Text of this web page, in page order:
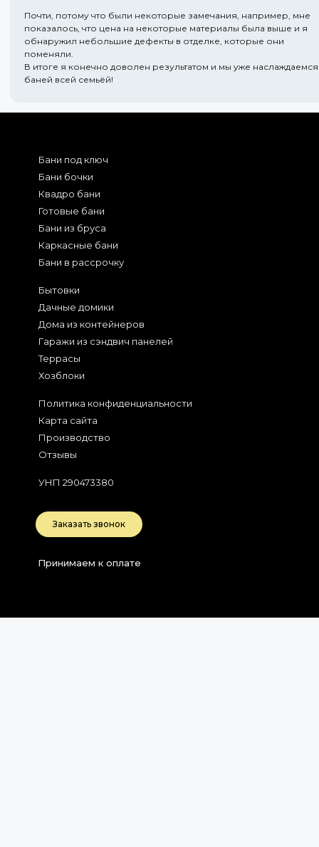
Почти, потому что были некоторые замечания, например, мне
показалось, что цена на некоторые материалы была выше и я
обнаружил небольшие дефекты в отделке, которые они
поменяли.
В итоге я конечно доволен результатом и мы уже наслаждаемся
баней всей семьёй!
Бани под ключ
Бани бочки
Квадро бани
Готовые бани
Бани из бруса
Каркасные бани
Бани в рассрочку
Бытовки
Дачные домики
Дома из контейнеров
Гаражи из сэндвич панелей
Террасы
Хозблоки
Политика конфиденциальности
Карта сайта
Производство
Отзывы
УНП 290473380
Заказать звонок
Принимаем к оплате